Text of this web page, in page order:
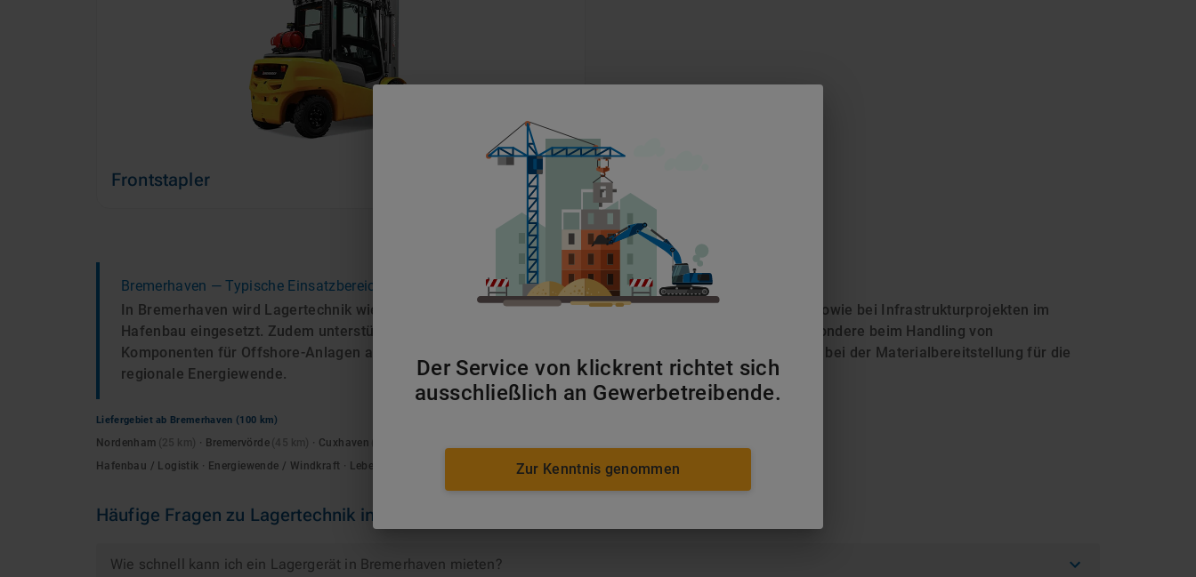
Frontstapler ab 56 €/Tag
Bremerhaven — Typische Einsatzbereiche
In Bremerhaven wird Lagertechnik wie Frontstapler primär für den Warenumschlag in der Hafenlogistik sowie bei Infrastrukturprojekten im
Hafenbau eingesetzt. Zudem unterstützen diese Geräte die Logistikketten der Windkraftindustrie, insbesondere beim Handling von
Komponenten für Offshore-Anlagen auf den Terminalflächen. Damit gewährleisten sie effiziente Abläufe bei der Materialbereitstellung für die
regionale Energiewende.
Liefergebiet ab Bremerhaven (100 km)
Nordenham · Bremervörde · Cuxhaven
Hafenbau / Logistik · Energiewende / Windkraft · Lebensmittelindustrie
Häufige Fragen zu Lagertechnik in
Wie schnell kann ich ein Lagergerät in Bremerhaven mieten?
Der Service von klickrent richtet sich
ausschließlich an Gewerbetreibende.
Zur Kenntnis genommen